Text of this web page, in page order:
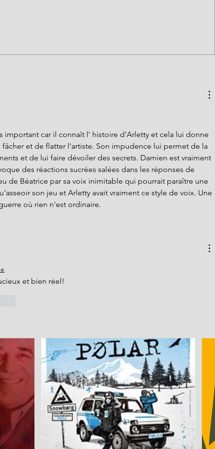
important car il connaît l' histoire d'Arletty et cela lui donne
et de flatter l'artiste. Son impudence lui permet de la
et de lui faire dévoiler des secrets. Damien est vraiment
des réactions sucrées salées dans les réponses de
de Béatrice par sa voix inimitable qui pourrait paraître une
son jeu et Arletty avait vraiment ce style de voix. Une
où rien n'est ordinaire.
et bien réel!